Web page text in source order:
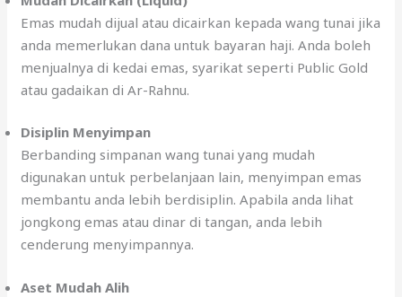
Emas mudah dijual atau dicairkan kepada wang tunai jika
anda memerlukan dana untuk bayaran haji. Anda boleh
menjualnya di kedai emas, syarikat seperti Public Gold
atau gadaikan di Ar-Rahnu.
Disiplin Menyimpan
Berbanding simpanan wang tunai yang mudah
digunakan untuk perbelanjaan lain, menyimpan emas
membantu anda lebih berdisiplin. Apabila anda lihat
jongkong emas atau dinar di tangan, anda lebih
cenderung menyimpannya.
Aset Mudah Alih